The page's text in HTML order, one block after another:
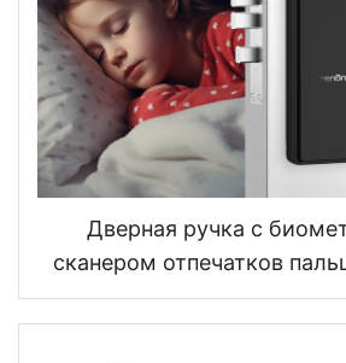
Дверная ручка с
сканером отпечатков
Tuya T15